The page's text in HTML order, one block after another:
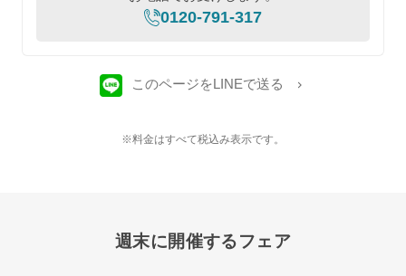
0120-791-317
このページをLINEで送る
※料金はすべて税込み表示です。
週末に開催するフェア